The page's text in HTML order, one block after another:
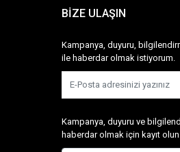
BİZE ULAŞIN
Kampanya, duyuru,
ile haberdar olmak istiyorum.
Kampanya, duyuru ve
haberdar olmak için kayıt